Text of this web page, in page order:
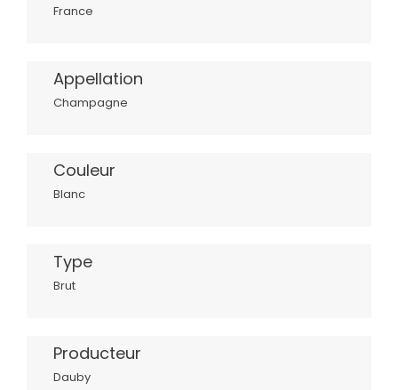
France
Appellation
Champagne
Couleur
Blanc
Type
Brut
Producteur
Dauby